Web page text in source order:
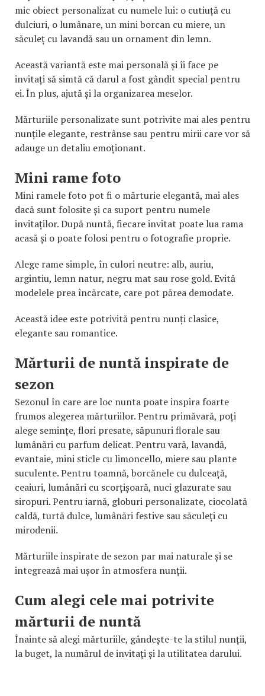
mic obiect personalizat cu numele lui: o cutiuță cu
dulciuri, o lumânare, un mini borcan cu miere, un
săculeț cu lavandă sau un ornament din lemn.
Această variantă este mai personală și îi face pe
invitați să simtă că darul a fost gândit special pentru
ei. În plus, ajută și la organizarea meselor.
Mărturiile personalizate sunt potrivite mai ales pentru
nunțile elegante, restrânse sau pentru mirii care vor să
adauge un detaliu emoționant.
Mini rame foto
Mini ramele foto pot fi o mărturie elegantă, mai ales
dacă sunt folosite și ca suport pentru numele
invitaților. După nuntă, fiecare invitat poate lua rama
acasă și o poate folosi pentru o fotografie proprie.
Alege rame simple, în culori neutre: alb, auriu,
argintiu, lemn natur, negru mat sau rose gold. Evită
modelele prea încărcate, care pot părea demodate.
Această idee este potrivită pentru nunți clasice,
elegante sau romantice.
Mărturii de nuntă inspirate de
sezon
Sezonul în care are loc nunta poate inspira foarte
frumos alegerea mărturiilor. Pentru primăvară, poți
alege semințe, flori presate, săpunuri florale sau
lumânări cu parfum delicat. Pentru vară, lavandă,
evantaie, mini sticle cu limoncello, miere sau plante
suculente. Pentru toamnă, borcănele cu dulceață,
ceaiuri, lumânări cu scorțișoară, nuci glazurate sau
siropuri. Pentru iarnă, globuri personalizate, ciocolată
caldă, turtă dulce, lumânări festive sau săculeți cu
mirodenii.
Mărturiile inspirate de sezon par mai naturale și se
integrează mai ușor în atmosfera nunții.
Cum alegi cele mai potrivite
mărturii de nuntă
Înainte să alegi mărturiile, gândește-te la stilul nunții,
la buget, la numărul de invitați și la utilitatea darului.